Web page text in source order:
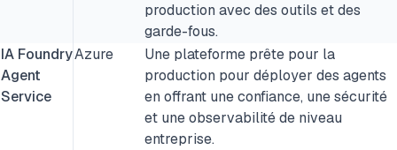
production avec des outils et des
garde-fous.
IA Foundry
Agent
Service
Azure
Une plateforme prête pour la
production pour déployer des agents
en offrant une confiance, une sécurité
et une observabilité de niveau
entreprise.